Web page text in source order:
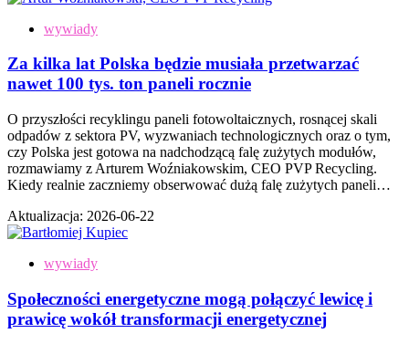
wywiady
Za kilka lat Polska będzie musiała przetwarzać
nawet 100 tys. ton paneli rocznie
O przyszłości recyklingu paneli fotowoltaicznych, rosnącej skali
odpadów z sektora PV, wyzwaniach technologicznych oraz o tym,
czy Polska jest gotowa na nadchodzącą falę zużytych modułów,
rozmawiamy z Arturem Woźniakowskim, CEO PVP Recycling.
Kiedy realnie zaczniemy obserwować dużą falę zużytych paneli…
Aktualizacja: 2026-06-22
wywiady
Społeczności energetyczne mogą połączyć lewicę i
prawicę wokół transformacji energetycznej